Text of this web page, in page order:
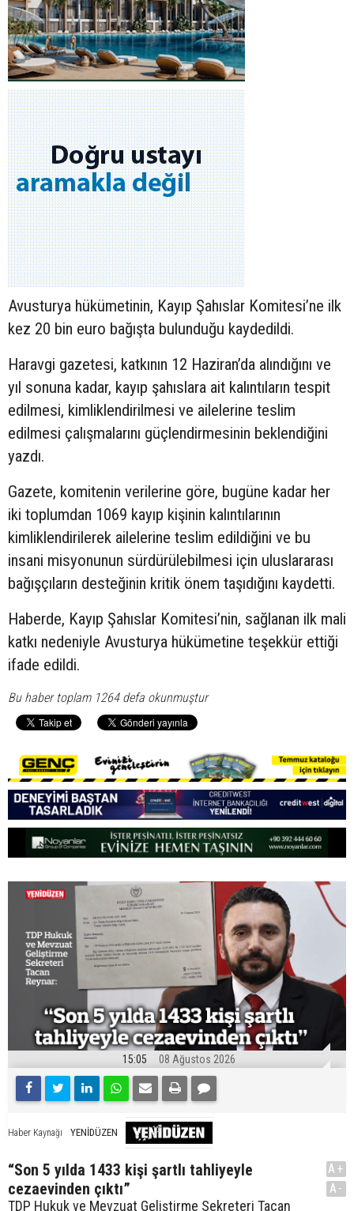
Avusturya hükümetinin, Kayıp Şahıslar Komitesi’ne ilk
kez 20 bin euro bağışta bulunduğu kaydedildi.
Haravgi gazetesi, katkının 12 Haziran’da alındığını ve
yıl sonuna kadar, kayıp şahıslara ait kalıntıların tespit
edilmesi, kimliklendirilmesi ve ailelerine teslim
edilmesi çalışmalarını güçlendirmesinin beklendiğini
yazdı.
Gazete, komitenin verilerine göre, bugüne kadar her
iki toplumdan 1069 kayıp kişinin kalıntılarının
kimliklendirilerek ailelerine teslim edildiğini ve bu
insani misyonunun sürdürülebilmesi için uluslararası
bağışçıların desteğinin kritik önem taşıdığını kaydetti.
Haberde, Kayıp Şahıslar Komitesi’nin, sağlanan ilk mali
katkı nedeniyle Avusturya hükümetine teşekkür ettiği
ifade edildi.
Bu haber toplam 1264 defa okunmuştur
15:05 08 Ağustos 2026
Haber Kaynağı YENİDÜZEN
“Son 5 yılda 1433 kişi şartlı tahliyeyle
cezaevinden çıktı”
TDP Hukuk ve Mevzuat Geliştirme Sekreteri Tacan
A+
A-